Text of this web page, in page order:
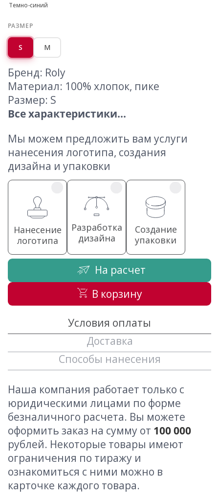
Темно-синий
РАЗМЕР
S M
Бренд: Roly
Материал: 100% хлопок, пике
Размер: S
Все характеристики...
Мы можем предложить вам услуги
нанесения логотипа, создания
дизайна и упаковки
Нанесение
логотипа
Разработка
дизайна
Создание
упаковки
На расчет
В корзину
Условия оплаты
Доставка
Способы нанесения
Наша компания работает только с
юридическими лицами по форме
безналичного расчета. Вы можете
оформить заказ на сумму от 100 000
рублей. Некоторые товары имеют
ограничения по тиражу и
ознакомиться с ними можно в
карточке каждого товара.